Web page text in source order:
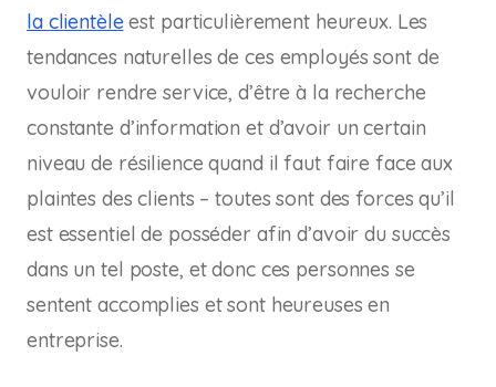
la clientèleest particulièrement heureux. Les
tendances naturelles de ces employés sont de
vouloir rendre service, d’être à la recherche
constante d’information et d’avoir un certain
niveau de résilience quand il faut faire face aux
plaintes des clients – toutes sont des forces qu’il
est essentiel de posséder afin d’avoir du succès
dans un tel poste, et donc ces personnes se
sentent accomplies et sont heureuses en
entreprise.